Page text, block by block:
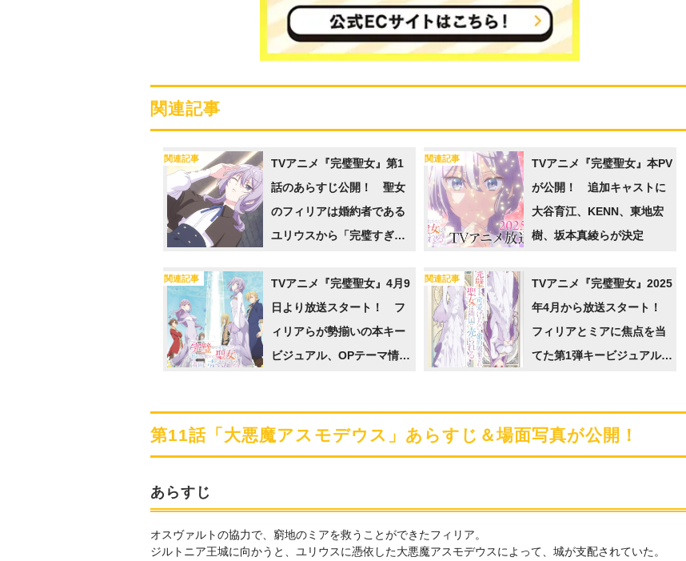
関連記事
関連記事
TVアニメ『完璧聖女』第1
話のあらすじ公開！ 聖女
のフィリアは婚約者である
ユリウスから「完璧すぎて
され…
関連記事
TVアニメ『完璧聖女』本PV
が公開！ 追加キャストに
大谷育江、KENN、東地宏
樹、坂本真綾らが決定
関連記事
TVアニメ『完璧聖女』4月9
日より放送スタート！ フ
ィリアらが勢揃いの本キー
ビジュアル、OPテーマ情報
関連記事
TVアニメ『完璧聖女』2025
年4月から放送スタート！
フィリアとミアに焦点を当
てた第1弾キービジュアルが
第11話「大悪魔アスモデウス」あらすじ＆場面写真が公開！
あらすじ
オスヴァルトの協力で、窮地のミアを救うことができたフィリア。
ジルトニア王城に向かうと、ユリウスに憑依した大悪魔アスモデウスによって、城が支配されていた。